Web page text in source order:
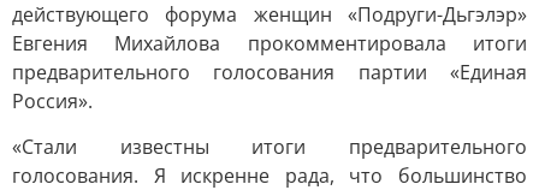
действующего форума женщин «Подруги-Дьгэлэр»
Евгения Михайлова прокомментировала итоги
предварительного голосования партии «Единая
Россия».
«Стали известны итоги предварительного
голосования. Я искренне рада, что большинство